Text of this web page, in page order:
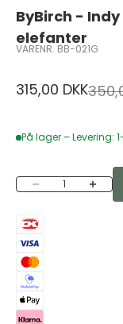
ByBirch -
elefanter
VARENR. BB-021G
Salgspris
315,00 DKK
På lager – Levering:
Sænk antal Øg antal